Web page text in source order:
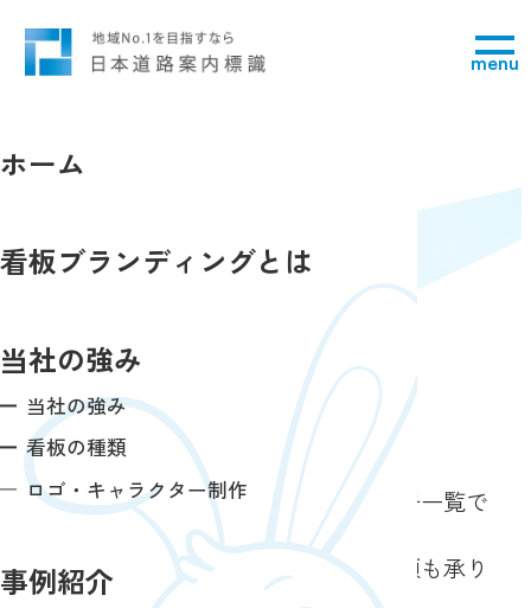
menu
ホーム
看板ブランディングとは
当社の強み
当社の強み
看板の種類
ロゴ・キャラクター制作
事例紹介
空き看板検索
伊勢崎市の看板一覧
選択いただいた地域の看板・屋外広告一覧で
この他の広告情報のご案内、調査依頼も承り
ます。お気軽にご相談ください。